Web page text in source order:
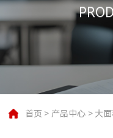
首页 > 产品中心 > 大